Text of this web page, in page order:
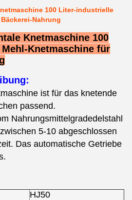
100 Liter-industrielle
Nahrung
Knetmaschine 100
Knetmaschine für
ist für das knetende
passend.
Nahrungsmittelgradedelstahl
5-10 abgeschlossen
Das automatische Getriebe
HJ50